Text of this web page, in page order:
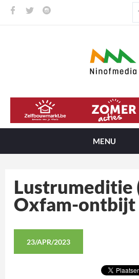
MENU
Lustrumeditie
Oxfam-ontbijt
23/APR/2023